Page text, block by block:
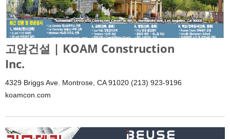
고암건설 | KOAM Construction
Inc.
4329 Briggs Ave. Montrose, CA 91020 (213) 923-9196
koamcon.com